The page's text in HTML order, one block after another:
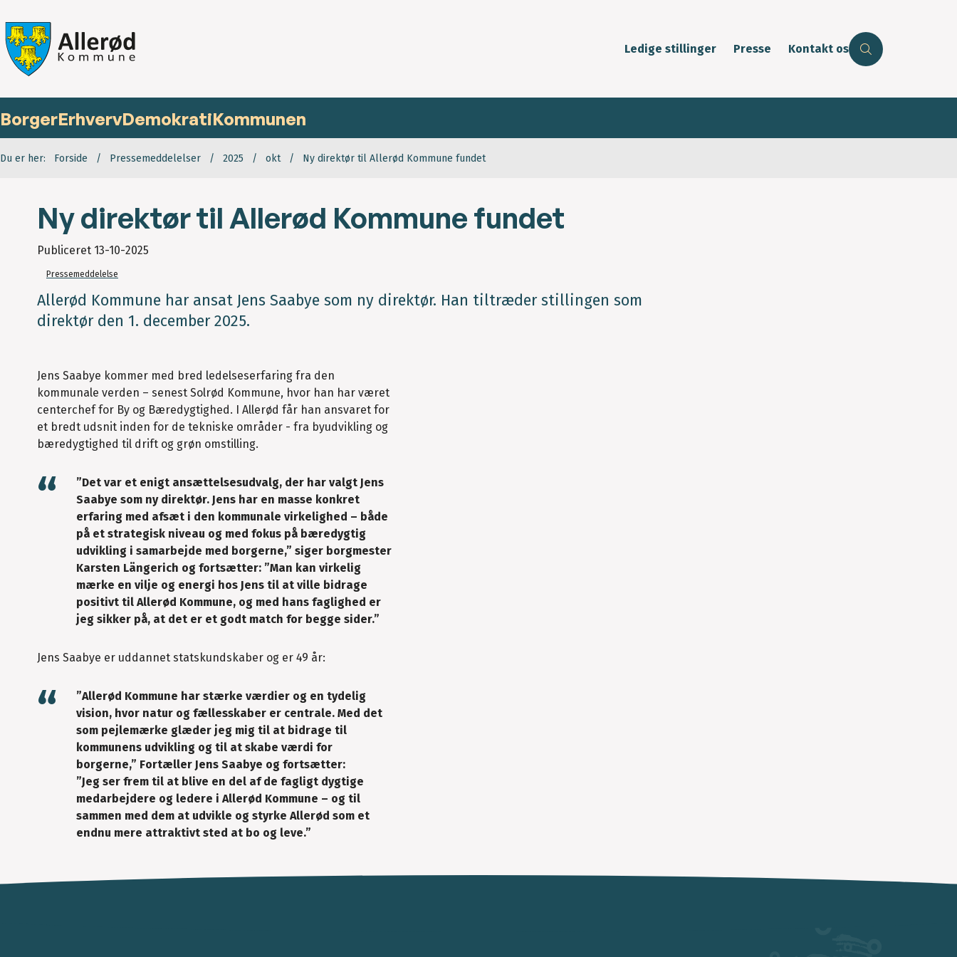
Ledige stillinger Presse Kontakt os
BorgerErhvervDemokratiKommunen
Du er her: Forside Pressemeddelelser 2025 okt Ny direktør til Allerød Kommune fundet
Ny direktør til Allerød Kommune fundet
Publiceret 13-10-2025
Pressemeddelelse
Allerød Kommune har ansat Jens Saabye som ny direktør. Han tiltræder stillingen som
direktør den 1. december 2025.
Jens Saabye kommer med bred ledelseserfaring fra den
kommunale verden – senest Solrød Kommune, hvor han har været
centerchef for By og Bæredygtighed. I Allerød får han ansvaret for
et bredt udsnit inden for de tekniske områder - fra byudvikling og
bæredygtighed til drift og grøn omstilling.
”Det var et enigt ansættelsesudvalg, der har valgt Jens
Saabye som ny direktør. Jens har en masse konkret
erfaring med afsæt i den kommunale virkelighed – både
på et strategisk niveau og med fokus på bæredygtig
udvikling i samarbejde med borgerne,” siger borgmester
Karsten Längerich og fortsætter: ”Man kan virkelig
mærke en vilje og energi hos Jens til at ville bidrage
positivt til Allerød Kommune, og med hans faglighed er
jeg sikker på, at det er et godt match for begge sider.”
Jens Saabye er uddannet statskundskaber og er 49 år:
”Allerød Kommune har stærke værdier og en tydelig
vision, hvor natur og fællesskaber er centrale. Med det
som pejlemærke glæder jeg mig til at bidrage til
kommunens udvikling og til at skabe værdi for
borgerne,” Fortæller Jens Saabye og fortsætter:
”Jeg ser frem til at blive en del af de fagligt dygtige
medarbejdere og ledere i Allerød Kommune – og til
sammen med dem at udvikle og styrke Allerød som et
endnu mere attraktivt sted at bo og leve.”